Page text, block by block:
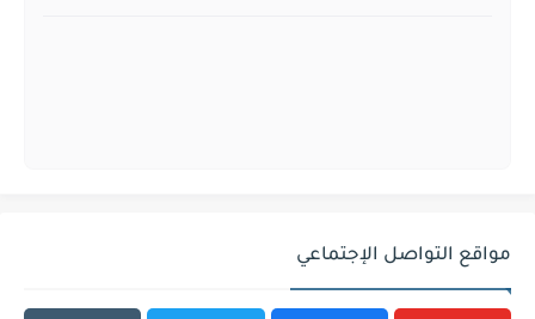
مواقع التواصل الإجتماعي